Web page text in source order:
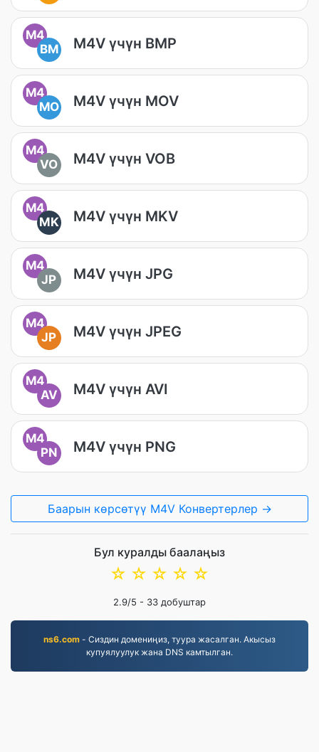
M4
BM
M4V үчүн BMP
M4
MO
M4V үчүн MOV
M4
VO
M4V үчүн VOB
M4
MK
M4V үчүн MKV
M4
JP
M4V үчүн JPG
M4
JP
M4V үчүн JPEG
M4
AV
M4V үчүн AVI
M4
PN
M4V үчүн PNG
Баарын көрсөтүү M4V Конвертерлер →
Бул куралды баалаңыз
☆
☆
☆
☆
☆
2.9/5 - 33 добуштар
ns6.com - Сиздин домениңиз, туура жасалган. Акысыз
купуялуулук жана DNS камтылган.